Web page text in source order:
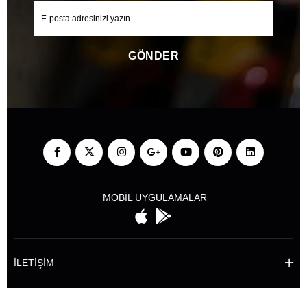
GÖNDER
MOBİL UYGULAMALAR
İLETİŞİM